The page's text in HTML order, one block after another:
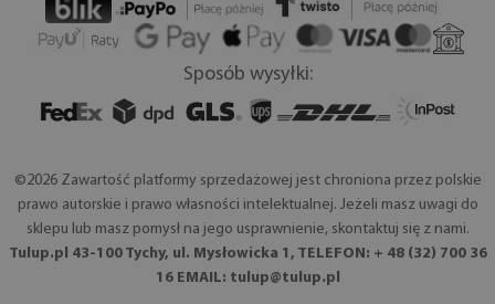
Sposób wysyłki:
©2026 Zawartość platformy sprzedażowej jest chroniona przez polskie
prawo autorskie i prawo własności intelektualnej. Jeżeli masz uwagi do
sklepu lub masz pomysł na jego usprawnienie, skontaktuj się z nami.
Tulup.pl 43-100 Tychy, ul. Mysłowicka 1, TELEFON: + 48 (32) 700 36
16 EMAIL: tulup@tulup.pl